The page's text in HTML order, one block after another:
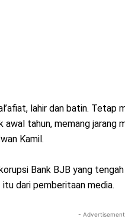
lahir dan batin.
awal tahun, memang
Kamil.
Bank BJB yang
dari pemberitaan media.
-